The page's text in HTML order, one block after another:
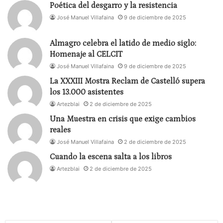
José Reyes: «No puedo dejar de expresar el honor
que siento al compartir, aunque sea de manera
póstuma, este homenaje con Carlos José Reyes,
quien nos dejó el mes pasado. Reyes fue un
intelectual colombiano reconocido, un pilar de la
dramaturgia latinoamericana. Tuve el privilegio de
compartir interesantes tertulias con él, tanto en el
Festival Iberoamericano de Cádiz como en el
Festival Internacional de Teatro de Bogotá. Hoy,
quiero pensar que Carlos José, desde el Parnaso,
estará encantando a las musas con su infinita
sabiduría teatral, iluminando, con la misma pasión
que lo caracterizó en vida, nuevos escenarios
celestiales. Su legado permanece entre nosotros,
En la placa entregada por la alcaldesa Gema García
Poética del desgarro y la resistencia
José Manuel Villafaina 9 de diciembre de 2025
Almagro celebra el latido de medio siglo:
Homenaje al CELCIT
José Manuel Villafaina 9 de diciembre de 2025
La XXXIII Mostra Reclam de Castelló supera
los 13.000 asistentes
Artezblai 2 de diciembre de 2025
Una Muestra en crisis que exige cambios
reales
José Manuel Villafaina 2 de diciembre de 2025
Cuando la escena salta a los libros
Artezblai 2 de diciembre de 2025